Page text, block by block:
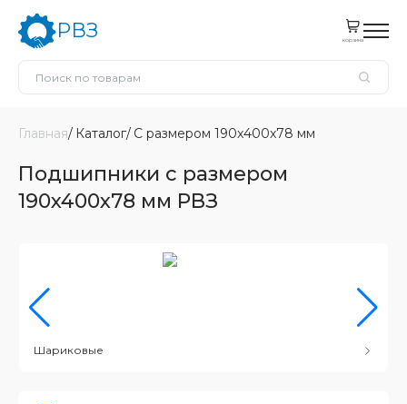
РВЗ корзина
Главная Каталог С размером 190x400x78 мм
Подшипники с размером
190x400x78 мм РВЗ
Шариковые